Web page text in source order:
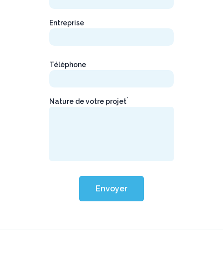
Entreprise
Téléphone
Nature de votre projet*
Envoyer